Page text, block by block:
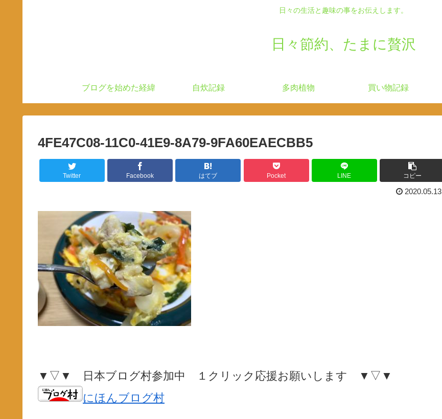
日々の生活と趣味の事をお伝えします。
日々節約、たまに贅沢
ブログを始めた経緯 自炊記録 多肉植物 買い物記録
4FE47C08-11C0-41E9-8A79-9FA60EAECBB5
Twitter Facebook はてブ Pocket LINE コピー
2020.05.13
▼▽▼ 日本ブログ村参加中 １クリック応援お願いします ▼▽▼
にほんブログ村